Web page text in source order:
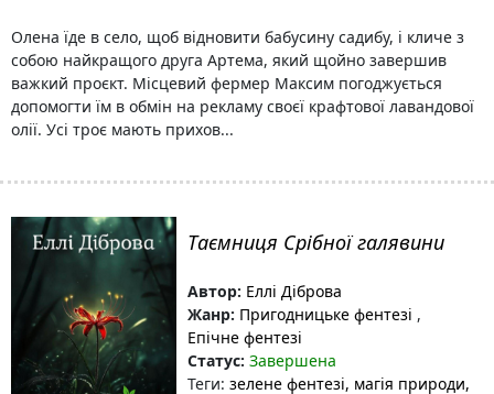
Олена їде в село, щоб відновити бабусину садибу, і кличе з
собою найкращого друга Артема, який щойно завершив
важкий проєкт. Місцевий фермер Максим погоджується
допомогти їм в обмін на рекламу своєї крафтової лавандової
олії. Усі троє мають прихов...
Таємниця Срібної галявини
Автор: Еллі Діброва
Жанр: Пригодницьке фентезі ,
Епічне фентезі
Статус: Завершена
Теги: зелене фентезі, магія природи,